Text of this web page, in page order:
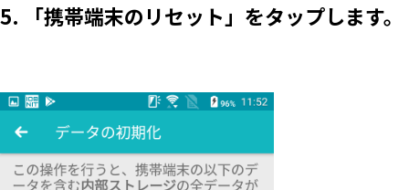
5. 「携帯端末のリセット」をタップします。